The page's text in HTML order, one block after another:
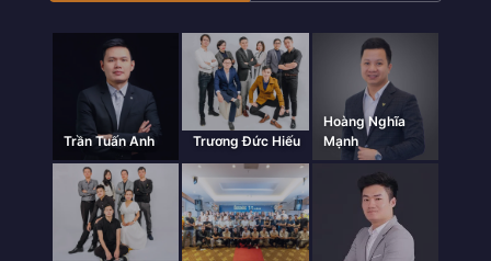
Trần Tuấn Anh Trương Đức Hiếu
Hoàng Nghĩa
Mạnh